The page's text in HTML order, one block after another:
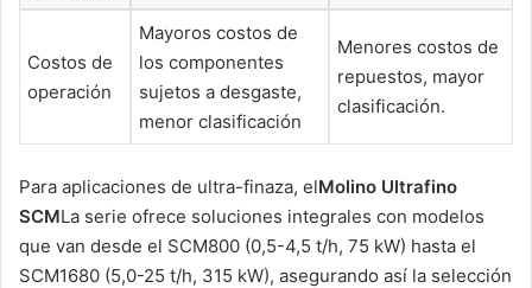
Costos de
operación
Mayoros costos de
los componentes
sujetos a desgaste,
menor clasificación
Menores costos de
repuestos, mayor
clasificación.
Para aplicaciones de ultra-finaza, elMolino Ultrafino
SCMLa serie ofrece soluciones integrales con modelos
que van desde el SCM800 (0,5-4,5 t/h, 75 kW) hasta el
SCM1680 (5,0-25 t/h, 315 kW), asegurando así la selección